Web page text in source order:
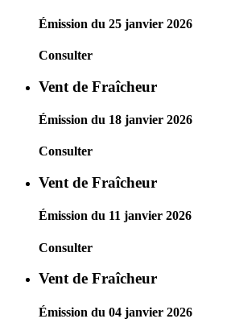
Émission du 25 janvier 2026
Consulter
Vent de Fraîcheur
Émission du 18 janvier 2026
Consulter
Vent de Fraîcheur
Émission du 11 janvier 2026
Consulter
Vent de Fraîcheur
Émission du 04 janvier 2026